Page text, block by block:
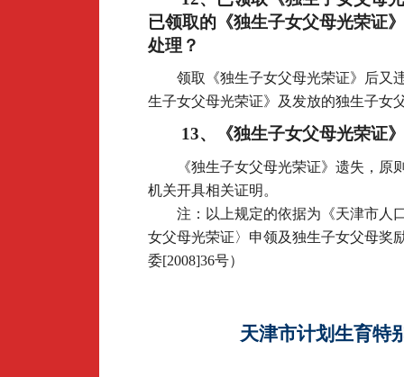
已领取的《独生子女父母光荣证
处理？
领取《独生子女父母光荣证》后又
生子女父母光荣证》及发放的独生子女
13、《独生子女父母光荣证
《独生子女父母光荣证》遗失，
机关开具相关证明。
注：以上规定的依据为《天津市人
女父母光荣证〉申领及独生子女父母奖
委[2008]36号）
天津市计划生育特